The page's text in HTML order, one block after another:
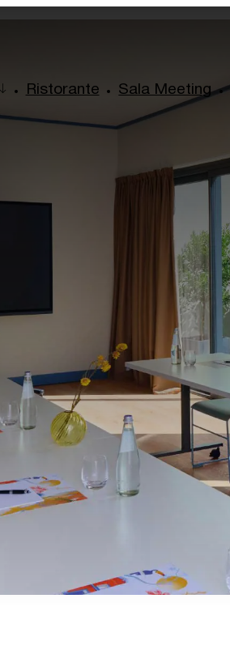
Executive
Junior Suite
Family Terrace Suite
Ristorante Sala Meeting